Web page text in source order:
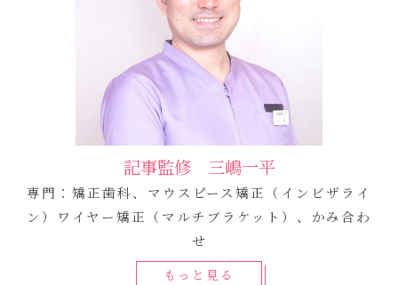
記事監修 三嶋一平
専門：矯正歯科、マウスピース矯正（インビザライ
ン）ワイヤー矯正（マルチブラケット）、かみ合わ
せ
もっと見る